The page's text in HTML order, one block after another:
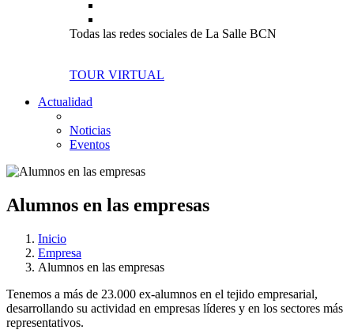
Todas las redes sociales de La Salle BCN
TOUR VIRTUAL
Actualidad
Noticias
Eventos
Alumnos en las empresas
Inicio
Empresa
Alumnos en las empresas
Tenemos a más de 23.000 ex-alumnos en el tejido empresarial,
desarrollando su actividad en empresas líderes y en los sectores más
representativos.